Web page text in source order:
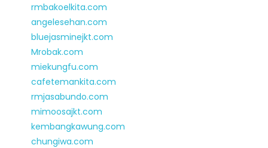
rmbakoelkita.com
angelesehan.com
bluejasminejkt.com
Mrobak.com
miekungfu.com
cafetemankita.com
rmjasabundo.com
mimoosajkt.com
kembangkawung.com
chungiwa.com